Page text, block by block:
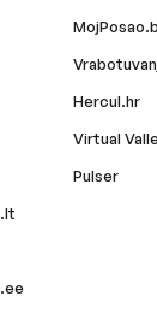
Hercul.hr
Virtual
Pulser